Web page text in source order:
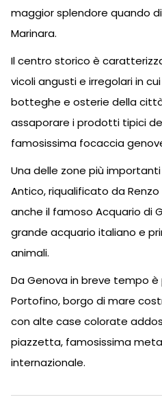
maggior splendore quando
Marinara.
Il centro storico è
vicoli angusti e irregolari in
botteghe e osterie della
assaporare i prodotti tipici
famosissima focaccia
Una delle zone più
Antico, riqualificato da
anche il famoso Acquario di
grande acquario italiano e
animali.
Da Genova in breve tempo
Portofino, borgo di mare
con alte case colorate
piazzetta, famosissima
internazionale.